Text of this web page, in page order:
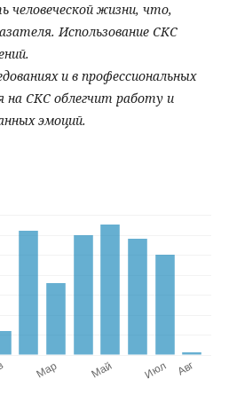
человеческой жизни, что,
Использование СКС
и в профессиональных
на СКС облегчит работу и
эмоций.